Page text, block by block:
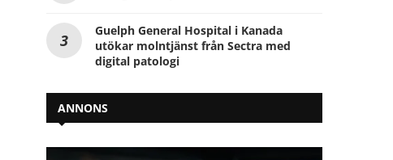
Guelph General Hospital i Kanada
utökar molntjänst från Sectra med
digital patologi
ANNONS